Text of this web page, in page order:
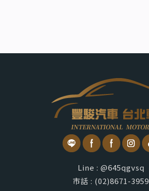
Line : @645qgvsq
市話 : (02)8671-3959